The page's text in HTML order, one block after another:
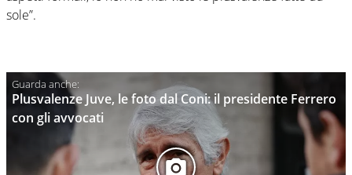
sole”.
Plusvalenze Juve, le foto dal Coni: il presidente Ferrero
con gli avvocati